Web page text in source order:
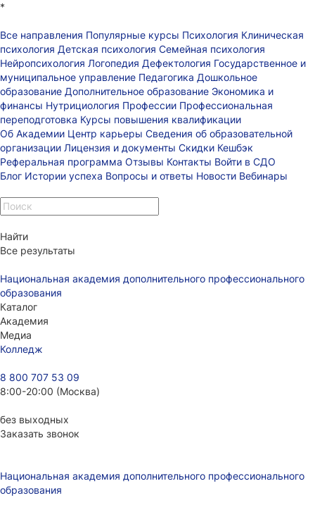
*
Все направления Популярные курсы Психология Клиническая
психология Детская психология Семейная психология
Нейропсихология Логопедия Дефектология Государственное и
муниципальное управление Педагогика Дошкольное
образование Дополнительное образование Экономика и
финансы Нутрициология Профессии Профессиональная
переподготовка Курсы повышения квалификации
Об Академии Центр карьеры Сведения об образовательной
организации Лицензия и документы Скидки Кешбэк
Реферальная программа Отзывы Контакты Войти в СДО
Блог Истории успеха Вопросы и ответы Новости Вебинары
Найти
Все результаты
Национальная академия дополнительного профессионального
образования
Каталог
Академия
Медиа
Колледж
8 800 707 53 09
8:00-20:00 (Москва)
без выходных
Заказать звонок
Национальная академия дополнительного профессионального
образования